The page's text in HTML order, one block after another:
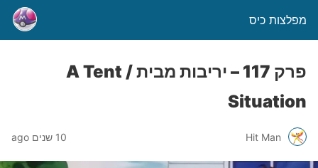
מפלצות כיס
פרק 117 – יריבות מבית / A Tent
Situation
Hit Man 10 שנים ago